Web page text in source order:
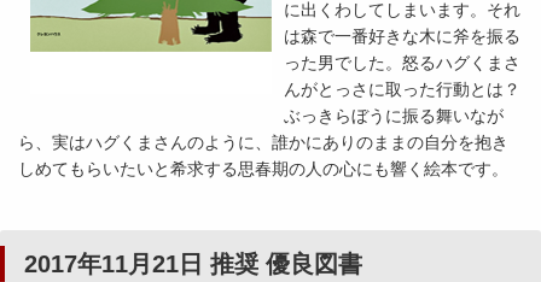
に出くわしてしまいます。それ
は森で一番好きな木に斧を振る
った男でした。怒るハグくまさ
んがとっさに取った行動とは？
ぶっきらぼうに振る舞いなが
ら、実はハグくまさんのように、誰かにありのままの自分を抱き
しめてもらいたいと希求する思春期の人の心にも響く絵本です。
2017年11月21日 推奨 優良図書